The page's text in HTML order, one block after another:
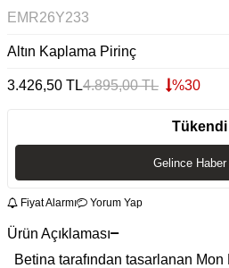
EMR26Y233
Altın Kaplama Pirinç
3.426,50 TL4.895,00TL %30
Tükendi
Gelince Haber
Fiyat Alarmı Yorum Yap
Ürün Açıklaması
Betina tarafından tasarlanan